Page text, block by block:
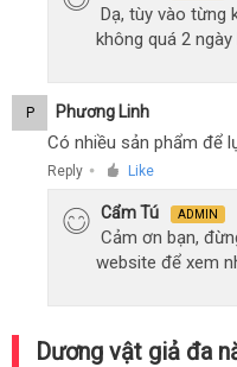
Dạ, tùy vào từng
không quá 2
P Phương Linh
Có nhiều sản phẩm để
Reply ● Like
Cẩm Tú ADMIN
Cảm ơn bạn,
website để xem
Dương vật giả đa